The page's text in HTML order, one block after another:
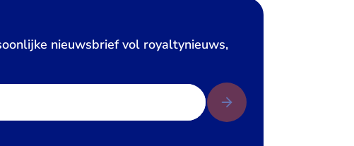
nieuwsbrief vol royaltynieuws,